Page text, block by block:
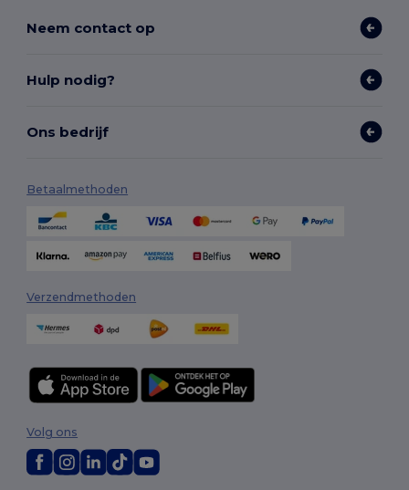
Neem contact op
Hulp nodig?
Ons bedrijf
Betaalmethoden
Verzendmethoden
Volg ons